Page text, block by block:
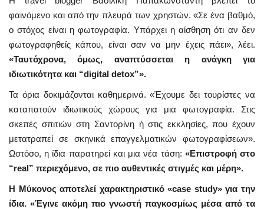
φαινόμενο και από την πλευρά των χρηστών. «Σε ένα βαθμό,
ο στόχος είναι η φωτογραφία. Υπάρχει η αίσθηση ότι αν δεν
φωτογραφηθείς κάπου, είναι σαν να μην έχεις πάει», λέει.
«Ταυτόχρονα, όμως, αναπτύσσεται η ανάγκη για
ιδιωτικότητα και “digital detox”».
Τα όρια δοκιμάζονται καθημερινά. «Έχουμε δει τουρίστες να
καταπατούν ιδιωτικούς χώρους για μια φωτογραφία. Στις
σκεπές σπιτιών στη Σαντορίνη ή στις εκκλησίες, που έχουν
μετατραπεί σε σκηνικά επαγγελματικών φωτογραφίσεων».
Ωστόσο, η ίδια παρατηρεί και μια νέα τάση: «Επιστροφή στο
“real” περιεχόμενο, σε πιο αυθεντικές στιγμές και μέρη».
Η Μύκονος αποτελεί χαρακτηριστικό «case study» για την
ίδια. «Έγινε ακόμη πιο γνωστή παγκοσμίως μέσα από τα